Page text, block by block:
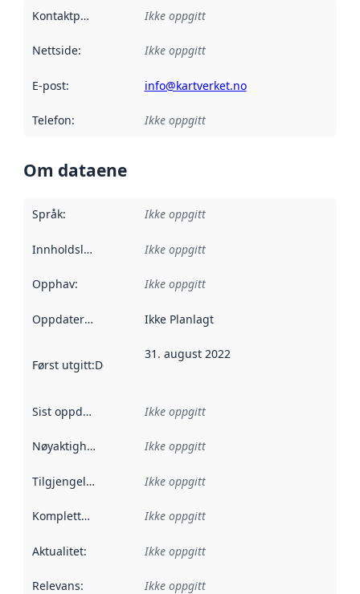
Kontaktpunkt Ikke oppgitt
Nettside: Ikke oppgitt
E-post: info@kartverket.no
Telefon: Ikke oppgitt
Om dataene
Språk: Ikke oppgitt
Innholdsleverandører :
Ikke oppgitt
Opphav: Ikke oppgitt
Oppdateringsfrekvens :
Ikke Planlagt
Først utgitt:Denne datoen sier når dataene i dette
31. august 2022
Sist oppdatert Ikke oppgitt
Nøyaktighet Ikke oppgitt
Tilgjengelighet Ikke oppgitt
Kompletthet Ikke oppgitt
Aktualitet: Ikke oppgitt
Relevans: Ikke oppgitt